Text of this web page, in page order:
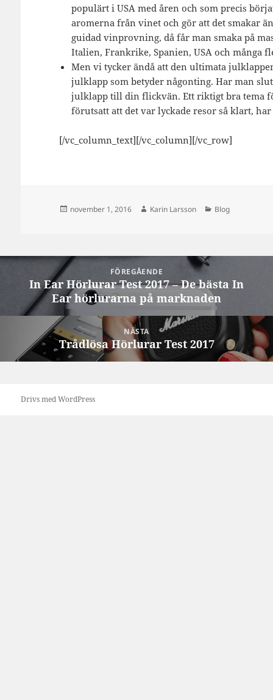
populärt i USA med åren och som precis
aromerna från vinet och gör att det smakar
guidad vinprovning, då får man smaka på
Italien, Frankrike, Spanien, USA och många
Men vi tycker ändå att den ultimata
julklapp som betyder någonting. Har man
julklapp till din flickvän. Ett riktigt bra tema
förutsatt att det var lyckade resor så klart,
[/vc_column_text][/vc_column][/vc_row]
Postat
november 1, 2016 Författare
Karin Larsson Kategorier
Blog
Inläggsnavigering
FÖREGÅENDE
Föregående
inlägg:
In Ear Hörlurar Test 2017 – De bästa In
Ear hörlurarna på marknaden
NÄSTA
Nästa
inlägg:
Trådlösa Hörlurar Test 2017
Drivs med WordPress